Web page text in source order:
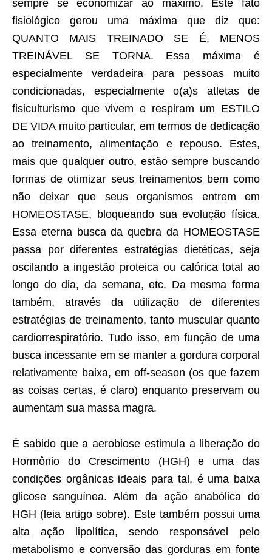
sempre se economizar ao máximo. Este fato
fisiológico gerou uma máxima que diz que:
QUANTO MAIS TREINADO SE É, MENOS
TREINÁVEL SE TORNA. Essa máxima é
especialmente verdadeira para pessoas muito
condicionadas, especialmente o(a)s atletas de
fisiculturismo que vivem e respiram um ESTILO
DE VIDA muito particular, em termos de dedicação
ao treinamento, alimentação e repouso. Estes,
mais que qualquer outro, estão sempre buscando
formas de otimizar seus treinamentos bem como
não deixar que seus organismos entrem em
HOMEOSTASE, bloqueando sua evolução física.
Essa eterna busca da quebra da HOMEOSTASE
passa por diferentes estratégias dietéticas, seja
oscilando a ingestão proteica ou calórica total ao
longo do dia, da semana, etc. Da mesma forma
também, através da utilização de diferentes
estratégias de treinamento, tanto muscular quanto
cardiorrespiratório. Tudo isso, em função de uma
busca incessante em se manter a gordura corporal
relativamente baixa, em off-season (os que fazem
as coisas certas, é claro) enquanto preservam ou
aumentam sua massa magra.
É sabido que a aerobiose estimula a liberação do
Hormônio do Crescimento (HGH) e uma das
condições orgânicas ideais para tal, é uma baixa
glicose sanguínea. Além da ação anabólica do
HGH (leia artigo sobre). Este também possui uma
alta ação lipolítica, sendo responsável pelo
metabolismo e conversão das gorduras em fonte